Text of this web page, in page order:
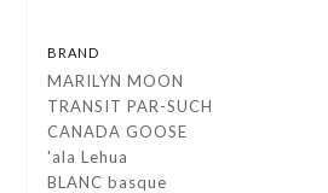
BRAND
MARILYN MOON
TRANSIT PAR-SUCH
CANADA GOOSE
'ala Lehua
BLANC basque